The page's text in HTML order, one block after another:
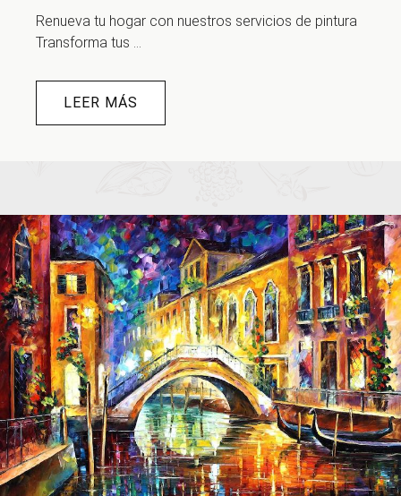
Renueva tu hogar con nuestros servicios de pintura
Transforma tus ...
LEER MÁS